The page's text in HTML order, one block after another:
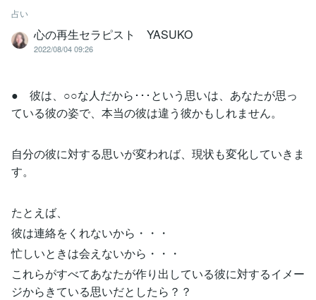
占い
心の再生セラピスト YASUKO
2022/08/04 09:26
● 彼は、○○な人だから･･･という思いは、あなたが思っ
ている彼の姿で、本当の彼は違う彼かもしれません。
自分の彼に対する思いが変われば、現状も変化していきま
す。
たとえば、
彼は連絡をくれないから・・・
忙しいときは会えないから・・・
これらがすべてあなたが作り出している彼に対するイメー
ジからきている思いだとしたら？？